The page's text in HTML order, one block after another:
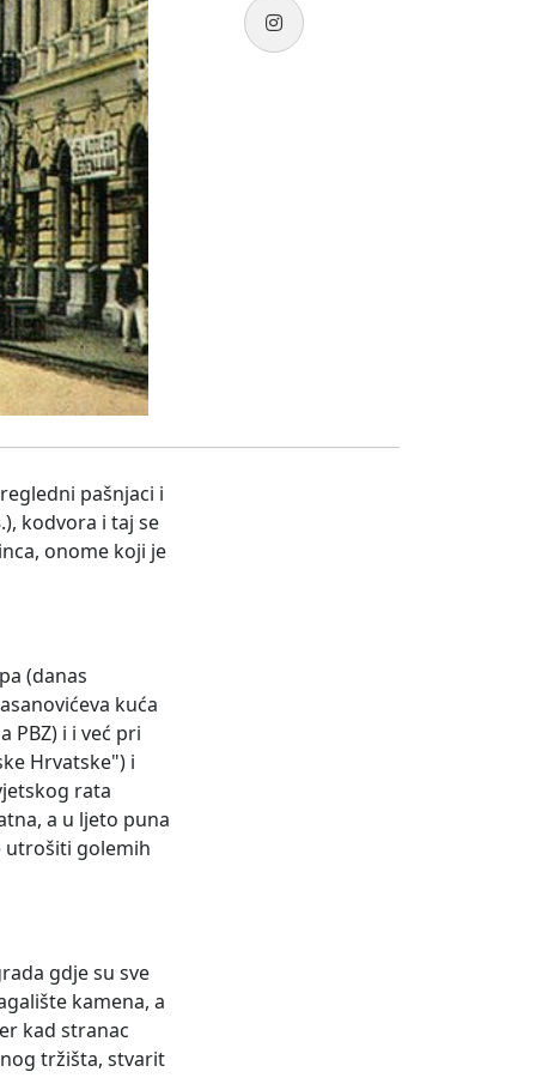
pašnjaci i
kodvora i taj se
onome koji je
(danas
kuća
PBZ) i i već pri
Hrvatske") i
rata
a u ljeto puna
utrošiti golemih
gdje su sve
kamena, a
kad stranac
tržišta, stvarit